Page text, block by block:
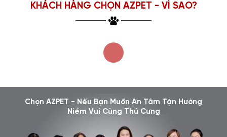
KHÁCH HÀNG CHỌN AZPET - VÌ SAO?
Chọn AZPET - Nếu Bạn Muốn An Tâm Tận Hưởng
Niềm Vui Cùng Thú Cưng